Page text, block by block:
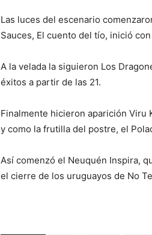
Las luces del escenario
Sauces, El cuento del tío, inició
A la velada la siguieron Los
éxitos a partir de las 21.
Finalmente hicieron aparición Viru
y como la frutilla del postre, el
Así comenzó el Neuquén Inspira,
el cierre de los uruguayos de No